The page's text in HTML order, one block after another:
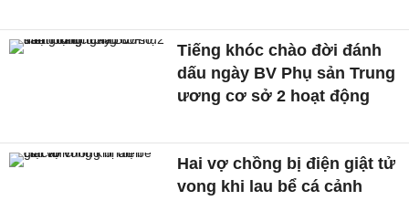
Tiếng khóc chào đời đánh
dấu ngày BV Phụ sản Trung
ương cơ sở 2 hoạt động
Hai vợ chồng bị điện giật tử
vong khi lau bể cá cảnh